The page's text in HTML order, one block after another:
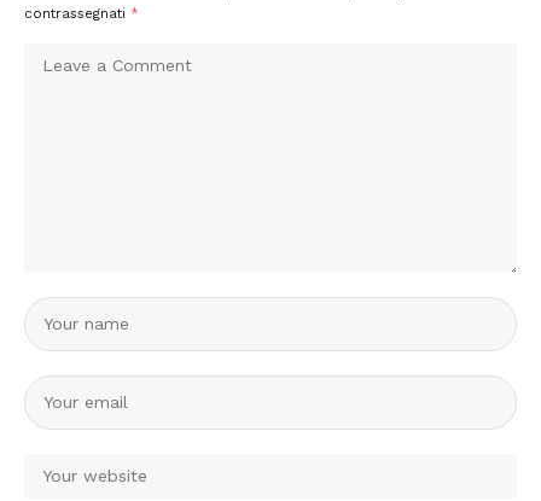
contrassegnati *